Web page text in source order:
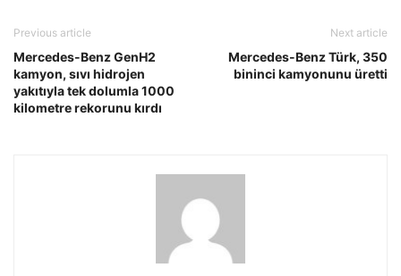
Previous article
Mercedes-Benz GenH2
kamyon, sıvı hidrojen
yakıtıyla tek dolumla 1000
kilometre rekorunu kırdı
Next article
Mercedes-Benz Türk, 350
bininci kamyonunu üretti